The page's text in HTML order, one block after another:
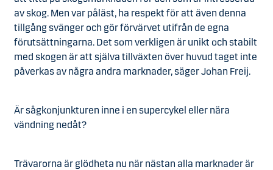
av skog. Men var påläst, ha respekt för att även denna
tillgång svänger och gör förvärvet utifrån de egna
förutsättningarna. Det som verkligen är unikt och stabilt
med skogen är att själva tillväxten över huvud taget inte
påverkas av några andra marknader, säger Johan Freij.
Är sågkonjunkturen inne i en supercykel eller nära
vändning nedåt?
Trävarorna är glödheta nu när nästan alla marknader är